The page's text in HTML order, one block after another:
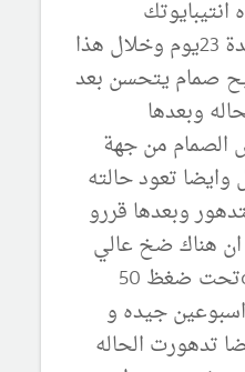
ميرونيم في الوريد لمدة 23يوم وخلال هذا
صمام يتحسن بعد
وبعدها
الصمام من جهة
تعود حالته
وبعدها قررو
هناك ضخ عالي
جيده و
تدهورت الحاله